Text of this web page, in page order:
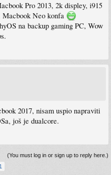
Pro 2013, 2k displey, i915
Macbook Neo konfa
na backup gaming PC, Wow
2017, nisam uspio napraviti
još je dualcore.
(You must log in or sign up to reply here.)